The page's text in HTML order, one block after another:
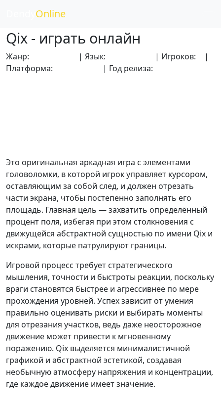
Online
Qix - играть онлайн
Жанр: | Язык: | Игроков:
|
Платформа:
| Год релиза:
Это оригинальная аркадная игра с элементами
головоломки, в которой игрок управляет курсором,
оставляющим за собой след, и должен отрезать
части экрана, чтобы постепенно заполнять его
площадь. Главная цель — захватить определённый
процент поля, избегая при этом столкновения с
движущейся абстрактной сущностью по имени Qix и
искрами, которые патрулируют границы.
Игровой процесс требует стратегического
мышления, точности и быстроты реакции, поскольку
враги становятся быстрее и агрессивнее по мере
прохождения уровней. Успех зависит от умения
правильно оценивать риски и выбирать моменты
для отрезания участков, ведь даже неосторожное
движение может привести к мгновенному
поражению. Qix выделяется минималистичной
графикой и абстрактной эстетикой, создавая
необычную атмосферу напряжения и концентрации,
где каждое движение имеет значение.